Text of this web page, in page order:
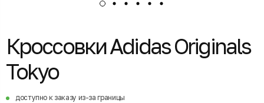
Кроссовки Adidas Originals
Tokyo
доступно к заказу из-за границы